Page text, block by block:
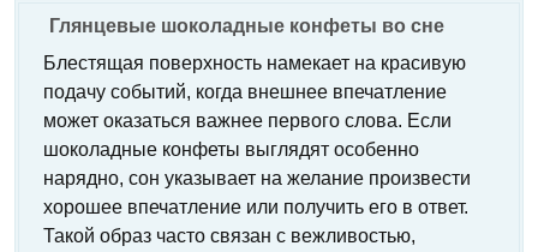
Глянцевые шоколадные конфеты во сне
Блестящая поверхность намекает на красивую
подачу событий, когда внешнее впечатление
может оказаться важнее первого слова. Если
шоколадные конфеты выглядят особенно
нарядно, сон указывает на желание произвести
хорошее впечатление или получить его в ответ.
Такой образ часто связан с вежливостью,